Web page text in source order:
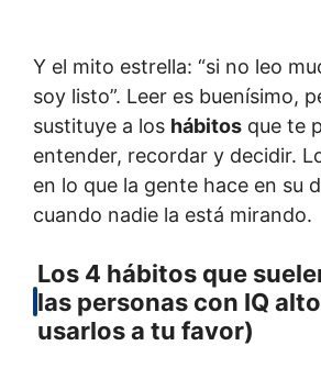
Y el mito estrella: “si no leo
soy listo”. Leer es buenísimo,
sustituye a los hábitos que te
entender, recordar y decidir.
en lo que la gente hace en su
cuando nadie la está mirando.
Los 4 hábitos que
las personas con IQ
usarlos a tu favor)